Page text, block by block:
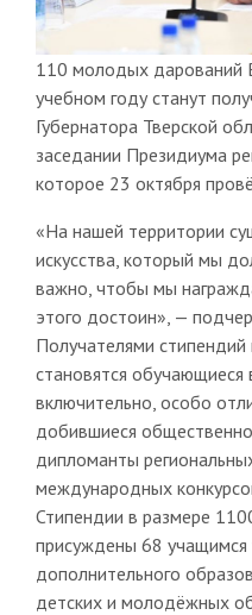
110 молодых дарований
учебном году станут
Губернатора Тверской
заседании Президиума
которое 23 октября
«На нашей территории
искусства, который мы
важно, чтобы мы
этого достоин», —
Получателями
становятся
включительно, особо
добившиеся
дипломанты
международных
Стипендии в размере
присуждены 68 учащимся
дополнительного
детских и молодёжных